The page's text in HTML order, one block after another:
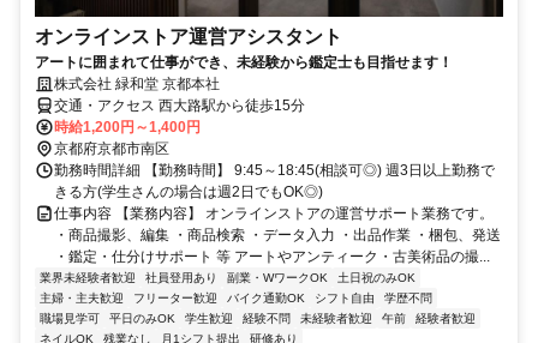
オンラインストア運営アシスタント
アートに囲まれて仕事ができ、未経験から鑑定士も目指せます！
株式会社 緑和堂 京都本社
交通・アクセス 西大路駅から徒歩15分
時給1,200円～1,400円
京都府京都市南区
勤務時間詳細 【勤務時間】 9:45～18:45(相談可◎) 週3日以上勤務で
きる方(学生さんの場合は週2日でもOK◎)
仕事内容 【業務内容】 オンラインストアの運営サポート業務です。
・商品撮影、編集 ・商品検索 ・データ入力 ・出品作業 ・梱包、発送
・鑑定・仕分けサポート 等 アートやアンティーク・古美術品の撮...
業界未経験者歓迎 社員登用あり 副業・WワークOK
土日祝のみOK
主婦・主夫歓迎
フリーター歓迎 バイク通勤OK シフト自由
学歴不問
職場見学可
平日のみOK 学生歓迎 経験不問 未経験者歓迎 午前
経験者歓迎
ネイルOK
残業なし 月1シフト提出 研修あり